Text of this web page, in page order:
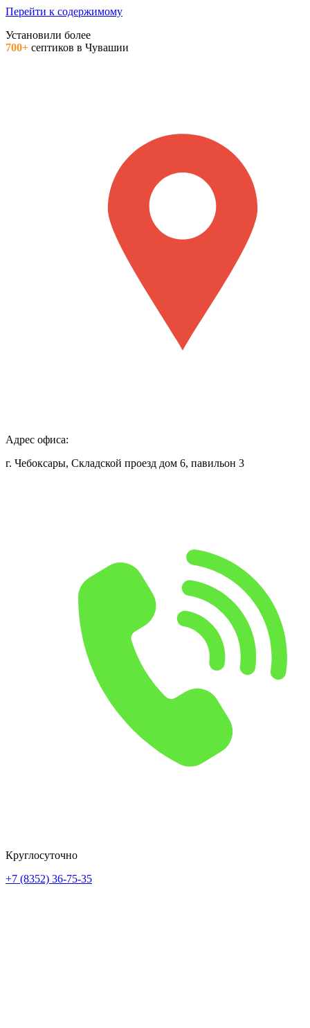
Перейти к содержимому
Установили более
700+ септиков в Чувашии
Адрес офиса:
г. Чебоксары, Складской проезд дом 6, павильон 3
Круглосуточно
+7 (8352) 36-75-35